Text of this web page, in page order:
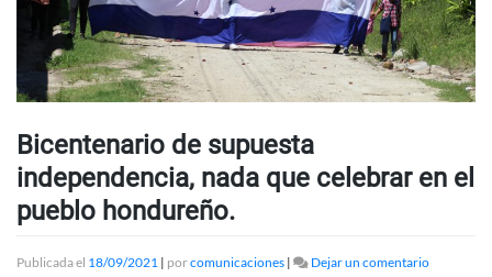
Bicentenario de supuesta
independencia, nada que celebrar en el
pueblo hondureño.
Publicada el 18/09/2021 | porcomunicaciones | Dejar un comentarioen